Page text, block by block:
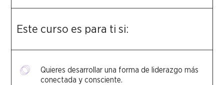
Este curso es para ti si:
Quieres desarrollar una forma de liderazgo más
conectada y consciente.